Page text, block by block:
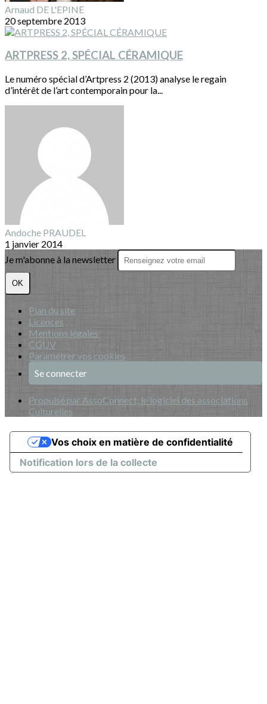
Arnaud DE L'EPINE
20 septembre 2013
ARTPRESS 2, SPÉCIAL CÉRAMIQUE
Le numéro spécial d’Artpress 2 (2013) analyse le regain
d’intérêt de l’art contemporain pour la...
Andoche PRAUDEL
1 janvier 2014
Je m'abonne à la newsletter
OK
Plan du site
Licences
Mentions légales
CGUV
Paramétrer vos cookies
Se connecter
Propulsé par AssoConnect, le logiciel des associations
Culturelles
Notification lors de la collecte
Vos choix en matière de confidentialité